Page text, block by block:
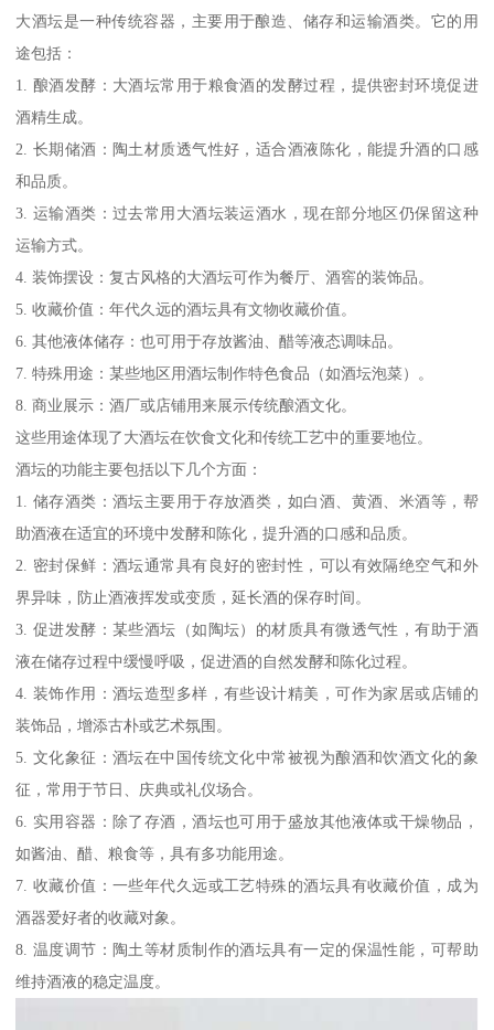
大酒坛是一种传统容器，主要用于酿造、储存和运输酒类。它的用
途包括：
1. 酿酒发酵：大酒坛常用于粮食酒的发酵过程，提供密封环境促进
酒精生成。
2. 长期储酒：陶土材质透气性好，适合酒液陈化，能提升酒的口感
和品质。
3. 运输酒类：过去常用大酒坛装运酒水，现在部分地区仍保留这种
运输方式。
4. 装饰摆设：复古风格的大酒坛可作为餐厅、酒窖的装饰品。
5. 收藏价值：年代久远的酒坛具有文物收藏价值。
6. 其他液体储存：也可用于存放酱油、醋等液态调味品。
7. 特殊用途：某些地区用酒坛制作特色食品（如酒坛泡菜）。
8. 商业展示：酒厂或店铺用来展示传统酿酒文化。
这些用途体现了大酒坛在饮食文化和传统工艺中的重要地位。
酒坛的功能主要包括以下几个方面：
1. 储存酒类：酒坛主要用于存放酒类，如白酒、黄酒、米酒等，帮
助酒液在适宜的环境中发酵和陈化，提升酒的口感和品质。
2. 密封保鲜：酒坛通常具有良好的密封性，可以有效隔绝空气和外
界异味，防止酒液挥发或变质，延长酒的保存时间。
3. 促进发酵：某些酒坛（如陶坛）的材质具有微透气性，有助于酒
液在储存过程中缓慢呼吸，促进酒的自然发酵和陈化过程。
4. 装饰作用：酒坛造型多样，有些设计精美，可作为家居或店铺的
装饰品，增添古朴或艺术氛围。
5. 文化象征：酒坛在中国传统文化中常被视为酿酒和饮酒文化的象
征，常用于节日、庆典或礼仪场合。
6. 实用容器：除了存酒，酒坛也可用于盛放其他液体或干燥物品，
如酱油、醋、粮食等，具有多功能用途。
7. 收藏价值：一些年代久远或工艺特殊的酒坛具有收藏价值，成为
酒器爱好者的收藏对象。
8. 温度调节：陶土等材质制作的酒坛具有一定的保温性能，可帮助
维持酒液的稳定温度。